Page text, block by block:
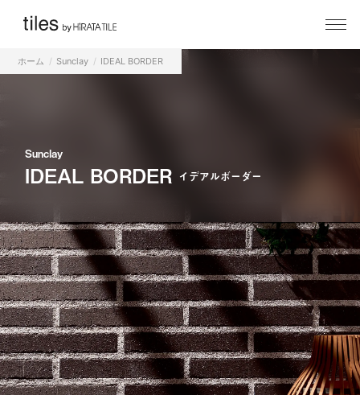
ホーム Sunclay IDEAL BORDER
Sunclay
IDEAL BORDER イデアルボーダー